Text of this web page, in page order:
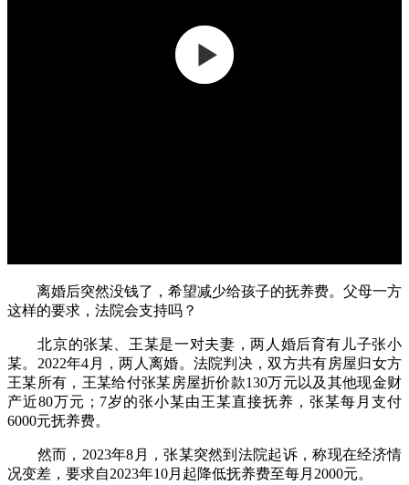
离婚后突然没钱了，希望减少给孩子的抚养费。父母一方
这样的要求，法院会支持吗？
北京的张某、王某是一对夫妻，两人婚后育有儿子张小
某。2022年4月，两人离婚。法院判决，双方共有房屋归女方
王某所有，王某给付张某房屋折价款130万元以及其他现金财
产近80万元；7岁的张小某由王某直接抚养，张某每月支付
6000元抚养费。
然而，2023年8月，张某突然到法院起诉，称现在经济情
况变差，要求自2023年10月起降低抚养费至每月2000元。